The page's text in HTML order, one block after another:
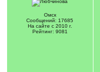
Омск
Сообщений: 17685
На сайте с 2010 г.
Рейтинг: 9081